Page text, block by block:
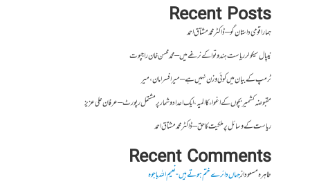
Recent Posts
ہمارا قومی داستان گو – ڈاکٹر محمد مشتاق احمد
نیپال سیکولر ریاست ہندوتوا کے نرغے میں – محمد محسن خان راجپوت
ٹرمپ کے بیان میں کوئی وزن نہیں ہے – میر افسرامان،میر
مقبوضہ کشمیر بچوں کے اغواء کا المیہ، ایک اعداد و شمار پر مشتمل رپورٹ – عرفان علی عزیز
ریاست کے وسائل پر ملکیت کا حق – ڈاکٹر محمد مشتاق احمد
Recent Comments
طاہرہ مسعودازجہاں دائرے ختم ہوتے ہیں- نعیم اللہ باجوہ